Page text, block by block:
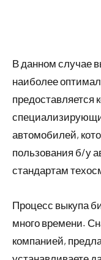
В данном случае
наиболее
предоставляется
автомобилей,
пользования б/у
стандартам
Процесс выкупа
много времени.
компанией,